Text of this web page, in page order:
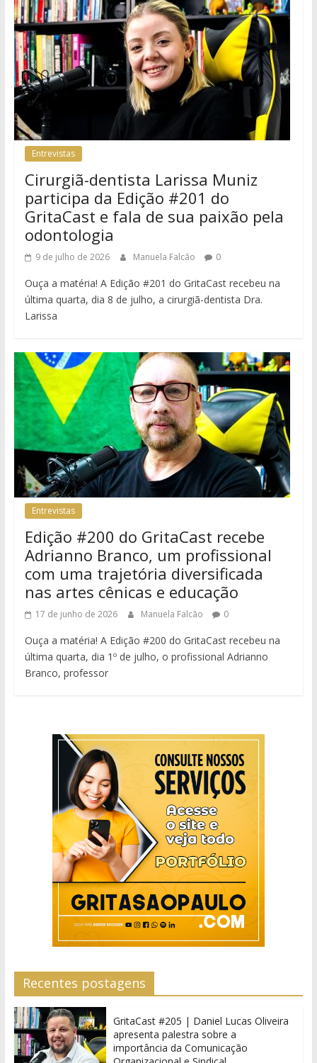
Entrevistas
Cirurgiã-dentista Larissa Muniz
participa da Edição #201 do
GritaCast e fala de sua paixão pela
odontologia
9 de julho de 2026 Manuela Falcão 0
Ouça a matéria! A Edição #201 do GritaCast recebeu na
última quarta, dia 8 de julho, a cirurgiã-dentista Dra.
Larissa
Entrevistas
Edição #200 do GritaCast recebe
Adrianno Branco, um profissional
com uma trajetória diversificada
nas artes cênicas e educação
17 de junho de 2026 Manuela Falcão 0
Ouça a matéria! A Edição #200 do GritaCast recebeu na
última quarta, dia 1º de julho, o profissional Adrianno
Branco, professor
Recentes postagens
GritaCast #205 | Daniel Lucas Oliveira
apresenta palestra sobre a
importância da Comunicação